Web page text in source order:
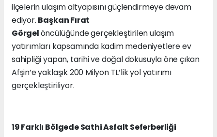
ilçelerin ulaşım altyapısını güçlendirmeye devam
ediyor. Başkan Fırat
Görgelöncülüğünde gerçekleştirilen ulaşım
yatırımları kapsamında kadim medeniyetlere ev
sahipliği yapan, tarihi ve doğal dokusuyla öne çıkan
Afşin’e yaklaşık 200 Milyon TL’lik yol yatırımı
gerçekleştiriliyor.
19 Farklı Bölgede Sathi Asfalt Seferberliği